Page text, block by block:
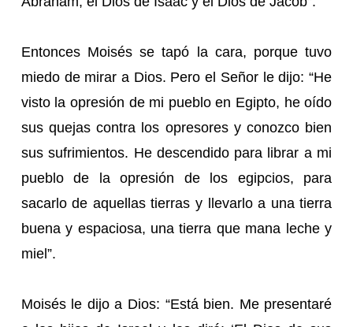
Entonces Moisés se tapó la cara, porque tuvo
miedo de mirar a Dios. Pero el Señor le dijo: “He
visto la opresión de mi pueblo en Egipto, he oído
sus quejas contra los opresores y conozco bien
sus sufrimientos. He descendido para librar a mi
pueblo de la opresión de los egipcios, para
sacarlo de aquellas tierras y llevarlo a una tierra
buena y espaciosa, una tierra que mana leche y
miel”.
Moisés le dijo a Dios: “Está bien. Me presentaré